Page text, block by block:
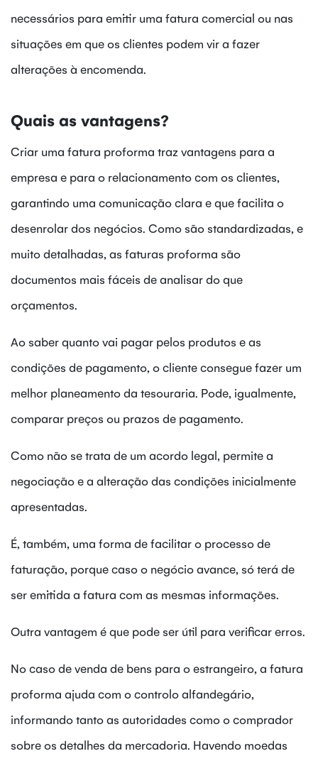
necessários para emitir uma fatura comercial ou nas
situações em que os clientes podem vir a fazer
alterações à encomenda.
Quais as vantagens?
Criar uma fatura proforma traz vantagens para a
empresa e para o relacionamento com os clientes,
garantindo uma comunicação clara e que facilita o
desenrolar dos negócios. Como são standardizadas, e
muito detalhadas, as faturas proforma são
documentos mais fáceis de analisar do que
orçamentos.
Ao saber quanto vai pagar pelos produtos e as
condições de pagamento, o cliente consegue fazer um
melhor planeamento da tesouraria. Pode, igualmente,
comparar preços ou prazos de pagamento.
Como não se trata de um acordo legal, permite a
negociação e a alteração das condições inicialmente
apresentadas.
É, também, uma forma de facilitar o processo de
faturação, porque caso o negócio avance, só terá de
ser emitida a fatura com as mesmas informações.
Outra vantagem é que pode ser útil para verificar erros.
No caso de venda de bens para o estrangeiro, a fatura
proforma ajuda com o controlo alfandegário,
informando tanto as autoridades como o comprador
sobre os detalhes da mercadoria. Havendo moedas